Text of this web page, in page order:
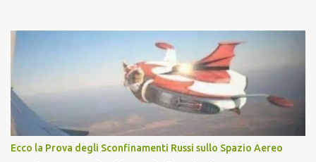
Vaccino come: l' Amaro del Capo, era "spettacolare Ghiacciato, ma
andava bene anche, a Temperatura Ambiente"! Riproponiamo
l'articolo per NON Dimenticare!
Ecco la Prova degli Sconfinamenti Russi sullo Spazio Aereo